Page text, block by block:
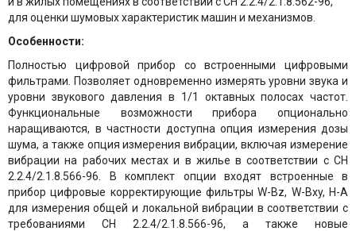
для оценки шумовых характеристик машин и механизмов.
Особенности:
Полностью цифровой прибор со встроенными цифровыми
фильтрами. Позволяет одновременно измерять уровни звука и
уровни звукового давления в 1/1 октавных полосах частот.
Функциональные возможности прибора опционально
наращиваются, в частности доступна опция измерения дозы
шума, а также опция измерения вибрации, включая измерение
вибрации на рабочих местах и в жилье в соответствии с СН
2.2.4/2.1.8.566-96. В комплект опции входят встроенные в
прибор цифровые корректирующие фильтры W-Bz, W-Bxy, H-A
для измерения общей и локальной вибрации в соответствии с
требованиями СН 2.2.4/2.1.8.566-96, а также новые